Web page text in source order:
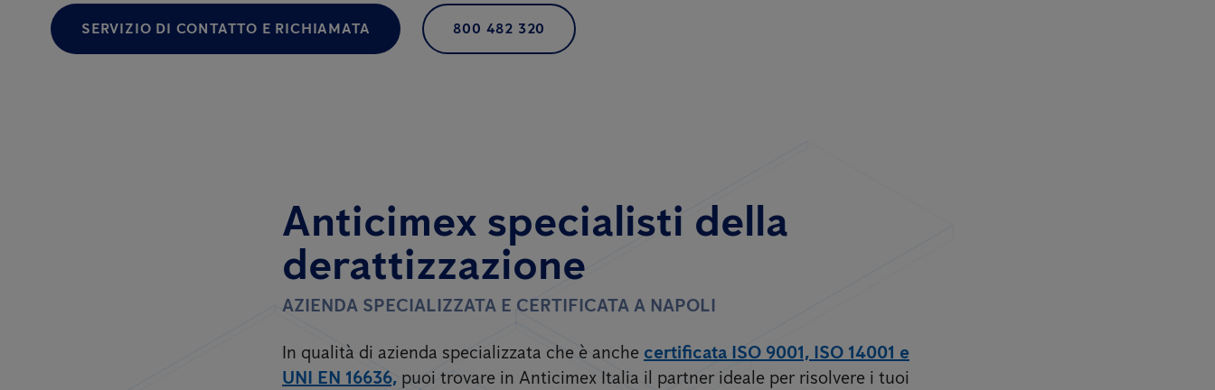
SERVIZIO DI CONTATTO E RICHIAMATA 800 482 320
Anticimex specialisti della
derattizzazione
AZIENDA SPECIALIZZATA E CERTIFICATA A NAPOLI
In qualità di azienda specializzata che è anche certificata ISO 9001, ISO 14001 e
UNI EN 16636, puoi trovare in Anticimex Italia il partner ideale per risolvere i tuoi